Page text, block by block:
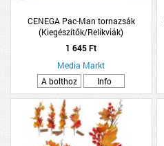
CENEGA Pac-Man tornazsák
(Kiegészítők/Relikviák)
1 645 Ft
Media Markt
A bolthoz
Info